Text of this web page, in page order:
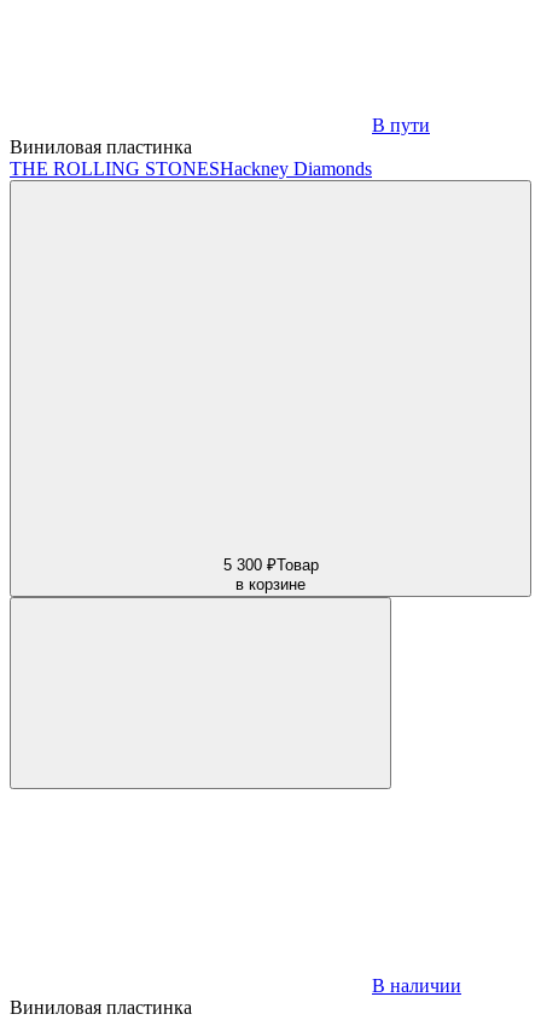
В пути
Виниловая пластинка
THE ROLLING STONESHackney Diamonds
5 300 ₽Товар
в корзине
В наличии
Виниловая пластинка